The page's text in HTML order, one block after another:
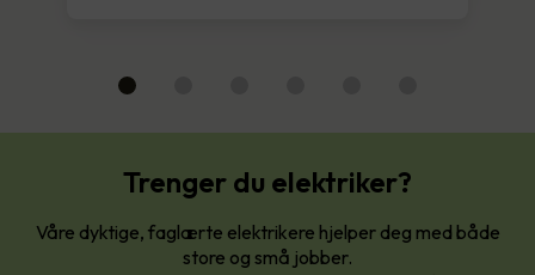
Trenger du elektriker?
Våre dyktige, faglærte elektrikere hjelper deg med både
store og små jobber.